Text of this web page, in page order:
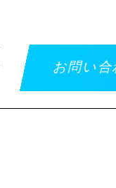
お問い合